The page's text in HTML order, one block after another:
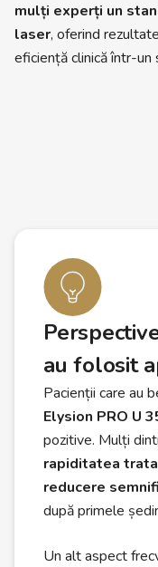
mulți experți un
laser, oferind
eficiență clinică într-un
au folosit
Pacienții care au
Elysion PRO U
pozitive. Mulți
rapiditatea
reducere
după primele
Un alt aspect